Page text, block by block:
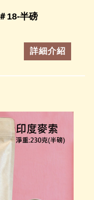
18-半磅
詳細介紹